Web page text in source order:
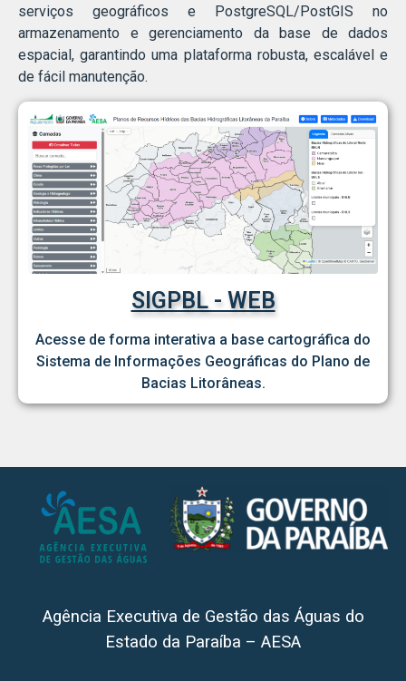
serviços geográficos e PostgreSQL/PostGIS no
armazenamento e gerenciamento da base de dados
espacial, garantindo uma plataforma robusta, escalável e
de fácil manutenção.
SIGPBL - WEB
Acesse de forma interativa a base cartográfica do
Sistema de Informações Geográficas do Plano de
Bacias Litorâneas.
Agência Executiva de Gestão das Águas do
Estado da Paraíba – AESA